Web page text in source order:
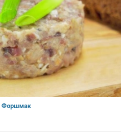
Форшмак